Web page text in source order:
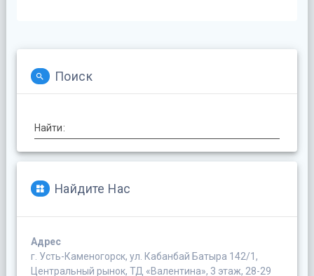
Поиск
Найти:
Найдите Нас
Адрес
г. Усть-Каменогорск, ул. Кабанбай Батыра 142/1,
Центральный рынок, ТД «Валентина», 3 этаж, 28-29